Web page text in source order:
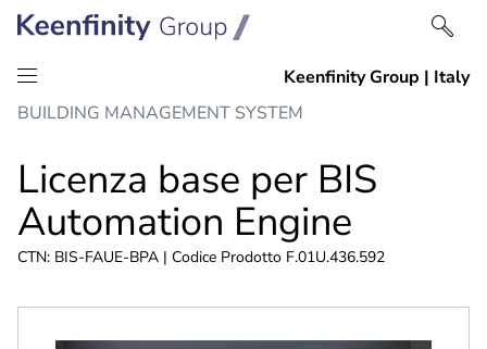
Salta
contenuto
Vai
navigazione
BUILDING MANAGEMENT SYSTEM
Licenza base per BIS
Automation Engine
CTN: BIS-FAUE-BPA | Codice Prodotto F.01U.436.592